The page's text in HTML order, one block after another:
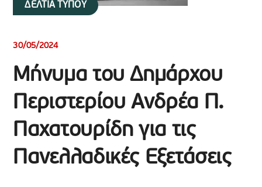
ΔΕΛΤΙΑ ΤΥΠΟΥ
30/05/2024
Μήνυμα του Δημάρχου
Περιστερίου Ανδρέα Π.
Παχατουρίδη για τις
Πανελλαδικές Εξετάσεις